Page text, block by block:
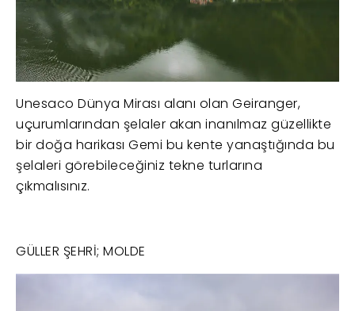
Unesaco Dünya Mirası alanı olan Geiranger,
uçurumlarından şelaler akan inanılmaz güzellikte
bir doğa harikası Gemi bu kente yanaştığında bu
şelaleri görebileceğiniz tekne turlarına
çıkmalısınız.
GÜLLER ŞEHRİ; MOLDE